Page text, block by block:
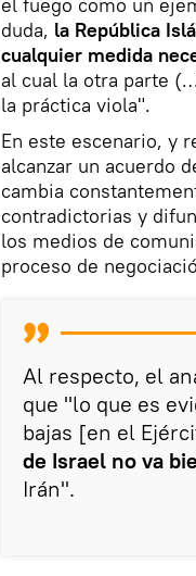
el fuego como un
duda, la República
cualquier medida
al cual la otra parte
la práctica viola".
En este escenario, y
alcanzar un acuerdo
cambia
contradictorias y
los medios de
proceso de
Al respecto, el
que "lo que es
bajas [en el
de Israel no va
Irán".